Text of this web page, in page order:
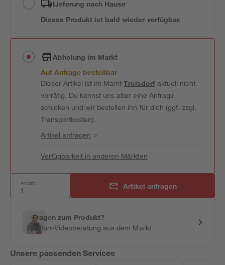
Lieferung nach Hause
Dieses Produkt ist bald wieder verfügbar.
Abholung im Markt
Auf Anfrage bestellbar
Dieser Artikel ist im MarktTroisdorfaktuell nicht
vorrätig. Du kannst uns aber eine Anfrage
schicken und wir bestellen ihn für dich (ggf. zzgl.
Transportkosten).
Artikel anfragen >
Verfügbarkeit in anderen Märkten
Anzahl: Artikel anfragen
Fragen zum Produkt?
Sofort-Videoberatung aus dem Markt
Unsere passenden Services